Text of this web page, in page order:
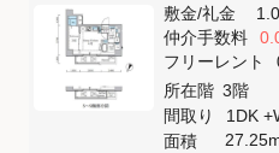
敷金/礼金
仲介手数料
フリーレント
所在階 3階
間取り
1DK
面積